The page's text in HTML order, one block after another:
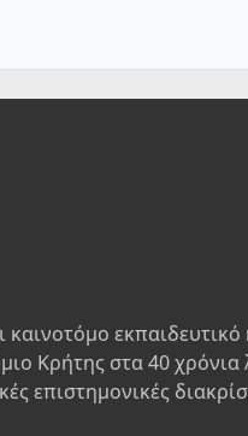
Κρήτης στα 40 χρόνια
επιστημονικές